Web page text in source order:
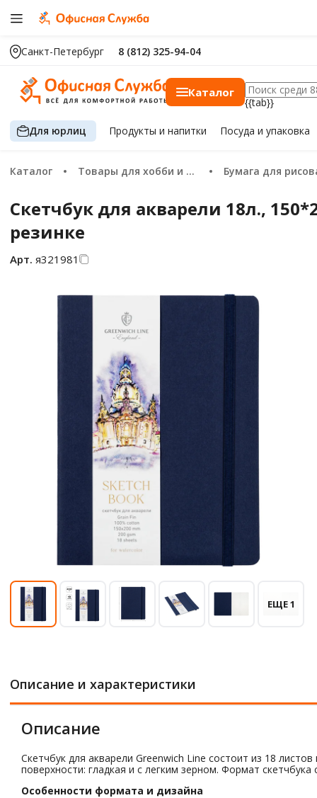
Санкт-Петербург 8 (812) 325-94-04
Каталог
{{tab}}
Для юрлиц Продуктыи напитки Посуда и упаковка
Каталог Товары для хобби и творчества Бумага для рисования и
Скетчбук для акварели 18л.,
резинке
Арт. я321981
ЕЩЕ 1
Описание и характеристики
Описание
Скетчбук для акварели Greenwich Line состоит из 18
поверхности: гладкая и с легким зерном. Формат
Особенности формата и дизайна